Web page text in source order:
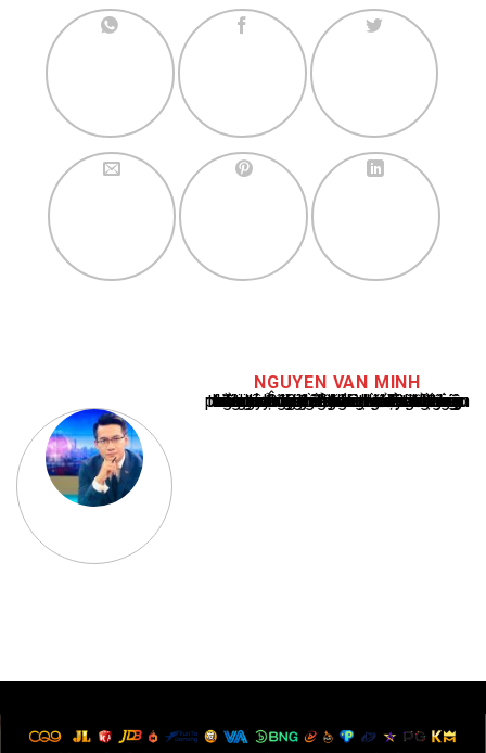
NGUYEN VAN MINH
Nguyễn Văn Minh là một trong những chuyên gia hàng đầu về báo cáo tin tức thể thao tại Việt Nam, với hơn 10 năm hoạt động trong ngành. Ông có kiến thức sâu rộng và kinh nghiệm đáng kể trong việc phân tích và báo cáo về các sự kiện thể thao hàng đầu. Sự hiểu biết sâu sắc của ông về ngành này đã giúp ông xây dựng uy tín và danh tiếng trong cộng đồng báo chí thể thao.